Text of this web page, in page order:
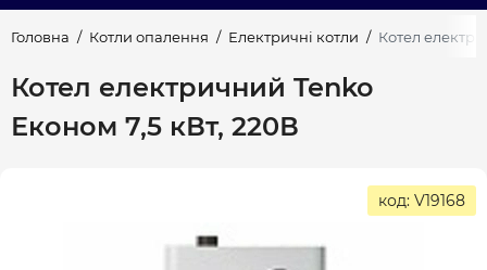
Головна Котли опалення Електричні котли Котел
Котел електричний Tenko
Економ 7,5 кВт, 220В
код: V19168